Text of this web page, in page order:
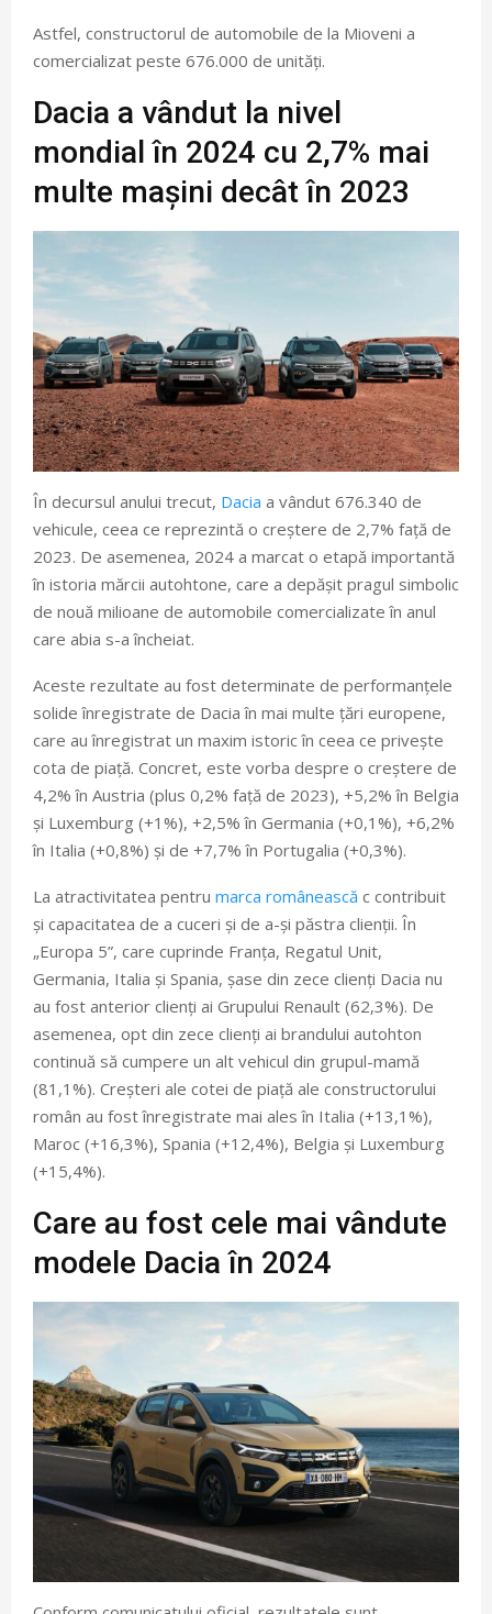
Astfel, constructorul de automobile de la Mioveni a
comercializat peste 676.000 de unități.
Dacia a vândut la nivel
mondial în 2024 cu 2,7% mai
multe mașini decât în 2023
În decursul anului trecut, Dacia a vândut 676.340 de
vehicule, ceea ce reprezintă o creștere de 2,7% față de
2023. De asemenea, 2024 a marcat o etapă importantă
în istoria mărcii autohtone, care a depășit pragul simbolic
de nouă milioane de automobile comercializate în anul
care abia s-a încheiat.
Aceste rezultate au fost determinate de performanțele
solide înregistrate de Dacia în mai multe țări europene,
care au înregistrat un maxim istoric în ceea ce privește
cota de piață. Concret, este vorba despre o creștere de
4,2% în Austria (plus 0,2% față de 2023), +5,2% în Belgia
și Luxemburg (+1%), +2,5% în Germania (+0,1%), +6,2%
în Italia (+0,8%) și de +7,7% în Portugalia (+0,3%).
La atractivitatea pentru marca românească c contribuit
și capacitatea de a cuceri și de a-și păstra clienții. În
„Europa 5”, care cuprinde Franța, Regatul Unit,
Germania, Italia și Spania, șase din zece clienți Dacia nu
au fost anterior clienți ai Grupului Renault (62,3%). De
asemenea, opt din zece clienți ai brandului autohton
continuă să cumpere un alt vehicul din grupul-mamă
(81,1%). Creșteri ale cotei de piață ale constructorului
român au fost înregistrate mai ales în Italia (+13,1%),
Maroc (+16,3%), Spania (+12,4%), Belgia și Luxemburg
(+15,4%).
Care au fost cele mai vândute
modele Dacia în 2024